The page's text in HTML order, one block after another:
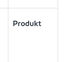
Produkt